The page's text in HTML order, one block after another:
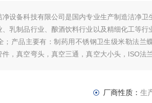
净设备科技有限公司是国内专业生产制造洁净
乳制品行业、酿酒饮料行业以及精细化工等
；产品主要有：制药用不锈钢卫生级米勒法兰
，真空弯头，真空三通，真空大小头，ISO法
厂商性质： 生